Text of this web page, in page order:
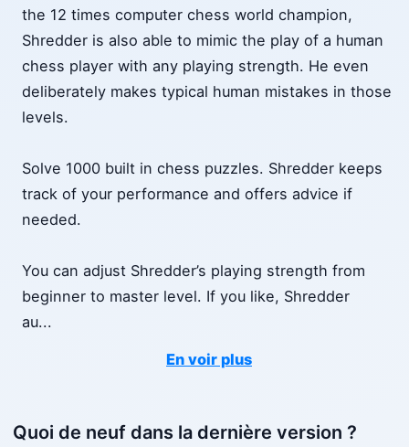
the 12 times computer chess world champion,
Shredder is also able to mimic the play of a human
chess player with any playing strength. He even
deliberately makes typical human mistakes in those
levels.
Solve 1000 built in chess puzzles. Shredder keeps
track of your performance and offers advice if
needed.
You can adjust Shredder’s playing strength from
beginner to master level. If you like, Shredder
au...
En voir plus
Quoi de neuf dans la dernière version ?